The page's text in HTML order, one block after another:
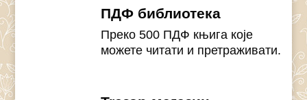
ПДФ библиотека
Преко 500 ПДФ књига које
можете читати и претраживати.